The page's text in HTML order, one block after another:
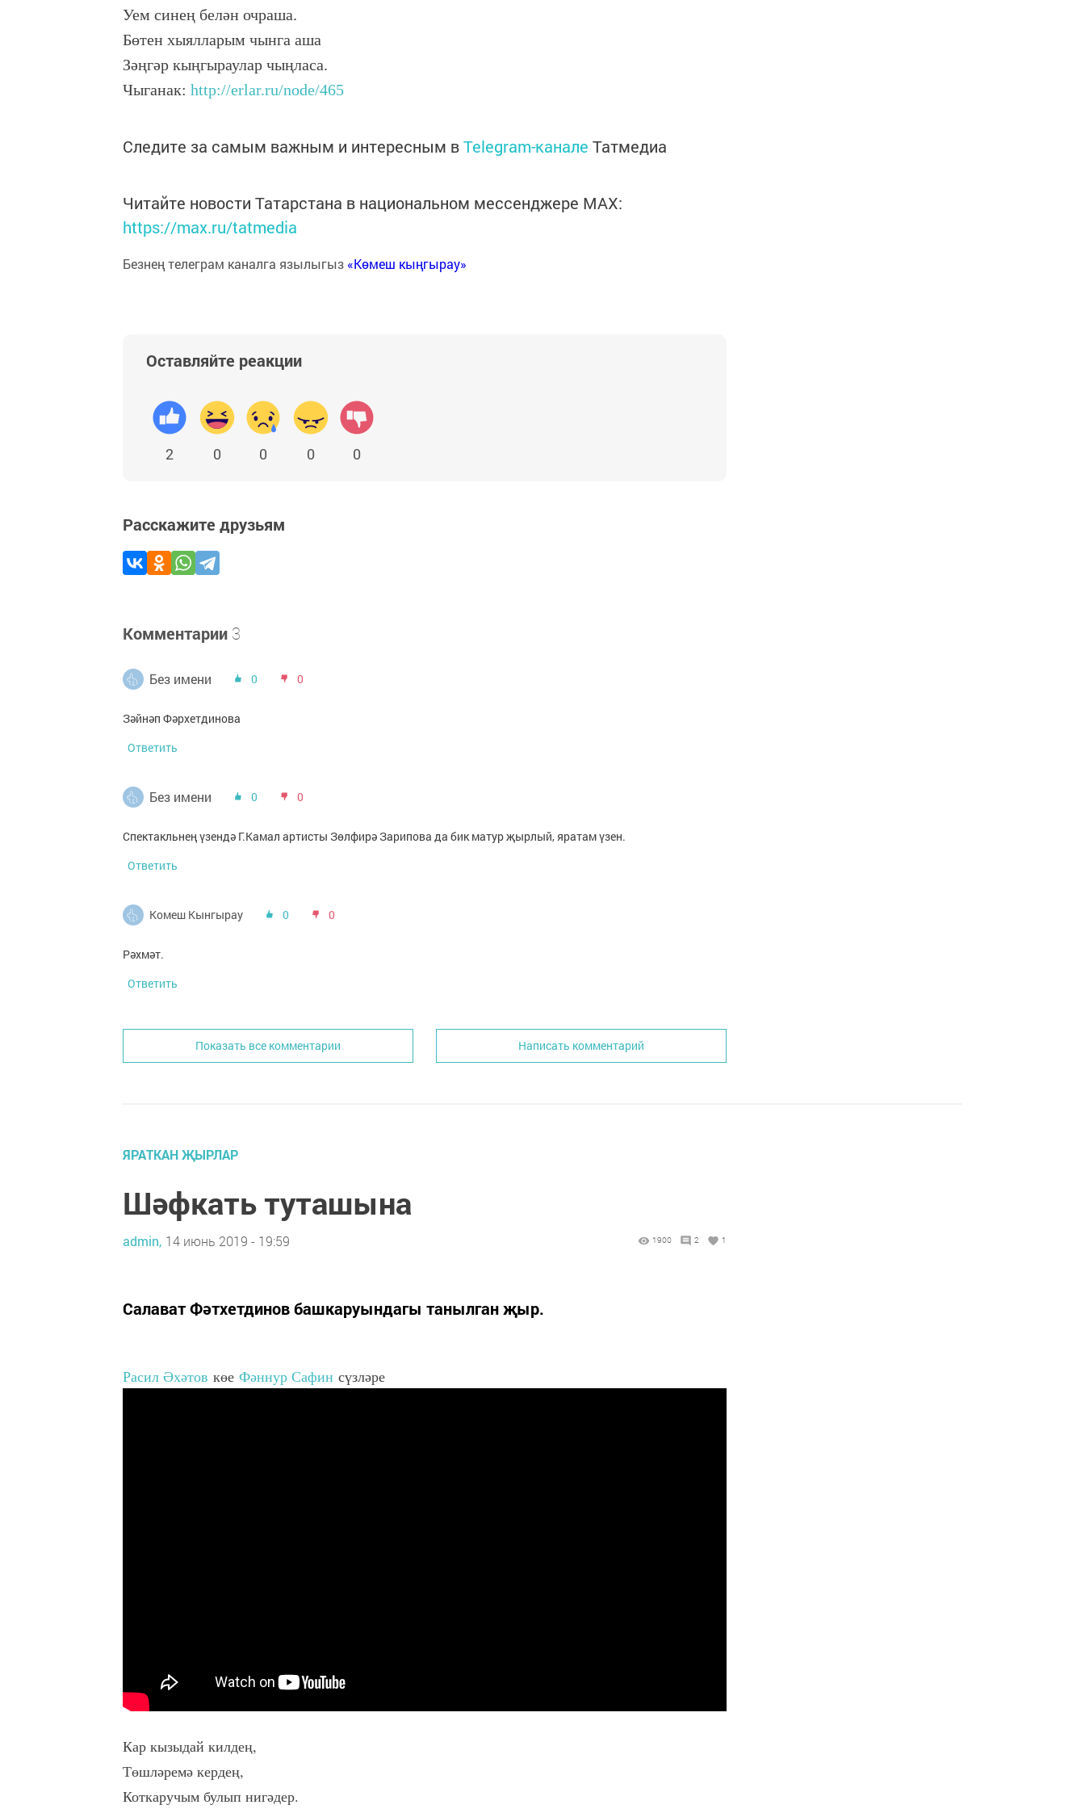
Уем синең белән очраша.
Бөтен хыялларым чынга аша
Зәңгәр кыңгыраулар чыңласа.
Чыганак: http://erlar.ru/node/465
Следите за самым важным и интересным вTelegram-канале Татмедиа
Читайте новости Татарстана в национальном мессенджере MАХ:
https://max.ru/tatmedia
Безнең телеграм каналга язылыгыз «Көмеш кыңгырау»
Оставляйте реакции
2 0 0 0 0
Расскажите друзьям
Комментарии 3
Без имени 0 0
Зәйнәп Фәрхетдинова
Ответить
Без имени 0 0
Спектакльнең үзендә Г.Камал артисты Зөлфирә Зарипова да бик матур җырлый, яратам үзен.
Ответить
Комеш Кынгырау 0 0
Рәхмәт.
Ответить
Показать все комментарии Написать комментарий
ЯРАТКАН ҖЫРЛАР
Шәфкать туташына
admin, 14 июнь 2019 - 19:59 1900 2 1
Салават Фәтхетдинов башкаруындагы танылган җыр.
Расил Әхәтов көе Фәннур Сафин сүзләре
Кар кызыдай килдең,
Төшләремә кердең,
Коткаручым булып нигәдер.